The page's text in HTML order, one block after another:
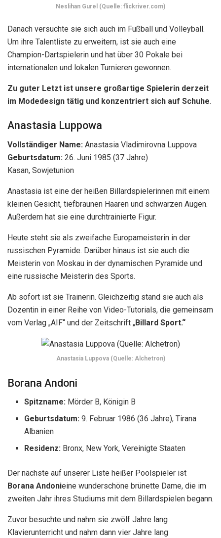
Neslihan Gurel (Quelle: flickriver.com)
Danach versuchte sie sich auch im Fußball und Volleyball.
Um ihre Talentliste zu erweitern, ist sie auch eine
Champion-Dartspielerin und hat über 30 Pokale bei
internationalen und lokalen Turnieren gewonnen.
Zu guter Letzt ist unsere großartige Spielerin derzeit
im Modedesign tätig und konzentriert sich auf Schuhe.
Anastasia Luppowa
Vollständiger Name: Anastasia Vladimirovna Luppova
Geburtsdatum: 26. Juni 1985 (37 Jahre)
Kasan, Sowjetunion
Anastasia ist eine der heißen Billardspielerinnen mit einem
kleinen Gesicht, tiefbraunen Haaren und schwarzen Augen.
Außerdem hat sie eine durchtrainierte Figur.
Heute steht sie als zweifache Europameisterin in der
russischen Pyramide. Darüber hinaus ist sie auch die
Meisterin von Moskau in der dynamischen Pyramide und
eine russische Meisterin des Sports.
Ab sofort ist sie Trainerin. Gleichzeitig stand sie auch als
Dozentin in einer Reihe von Video-Tutorials, die gemeinsam
vom Verlag „AIF“ und der Zeitschrift „Billard Sport.“
Anastasia Luppova (Quelle: Alchetron)
Borana Andoni
Spitzname: Mörder B, Königin B
Geburtsdatum: 9. Februar 1986 (36 Jahre),Tirana
Albanien
Residenz: Bronx, New York, Vereinigte Staaten
Der nächste auf unserer Liste heißer Poolspieler ist
Borana Andonieine wunderschöne brünette Dame, die im
zweiten Jahr ihres Studiums mit dem Billardspielen begann.
Zuvor besuchte und nahm sie zwölf Jahre lang
Klavierunterricht und nahm dann vier Jahre lang